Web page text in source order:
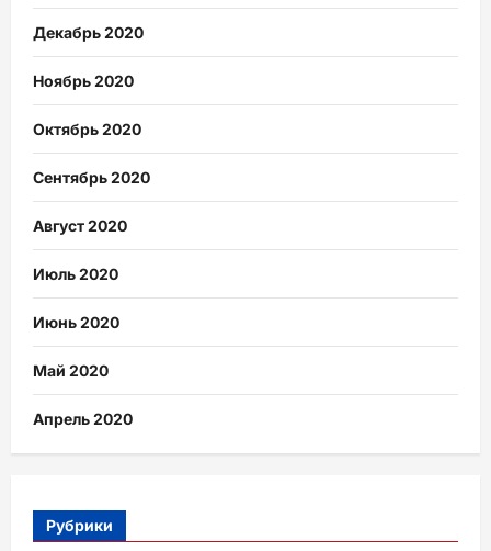
Декабрь 2020
Ноябрь 2020
Октябрь 2020
Сентябрь 2020
Август 2020
Июль 2020
Июнь 2020
Май 2020
Апрель 2020
Рубрики